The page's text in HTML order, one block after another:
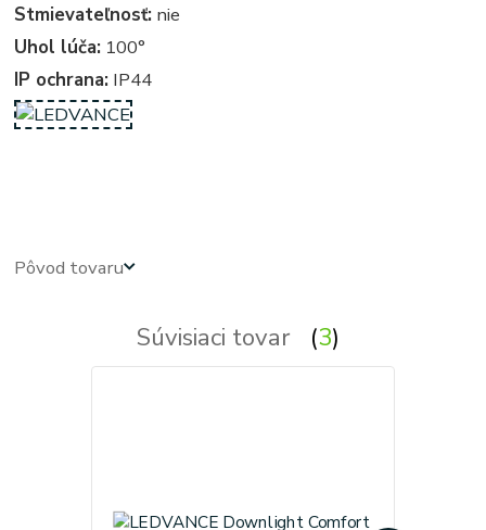
Stmievateľnosť: nie
Uhol lúča: 100°
IP ochrana: IP44
Pôvod tovaru
Súvisiaci tovar 3